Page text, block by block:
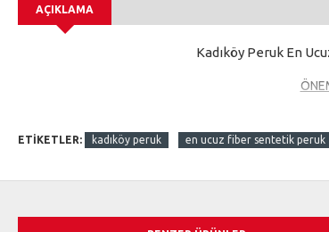
AÇIKLAMA
Kadıköy Peruk En
sentetik saçlara farklı yapıldığından, kendi
2. Kuaförler sentetik
ETIKETLER: kadıköy peruk en ucuz fiber sentetik peruk